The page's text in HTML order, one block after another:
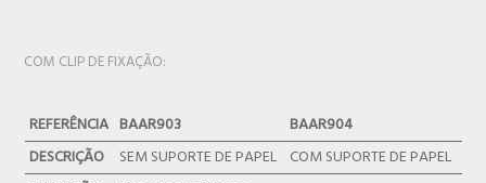
COM CLIP DE FIXAÇÃO:
REFERÊNCIA BAAR903
BAAR904
DESCRIÇÃO
SEM SUPORTE DE PAPEL COM SUPORTE DE PAPEL